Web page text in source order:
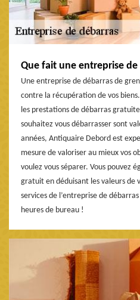
Que fait une entreprise
Une entreprise de débarras de
contre la récupération de vos
les prestations de débarras
souhaitez vous débarrasser sont
années, Antiquaire Debord est
mesure de valoriser au mieux vos
voulez vous séparer. Vous pouvez
gratuit en déduisant les valeurs de
services de l’entreprise de
heures de bureau !